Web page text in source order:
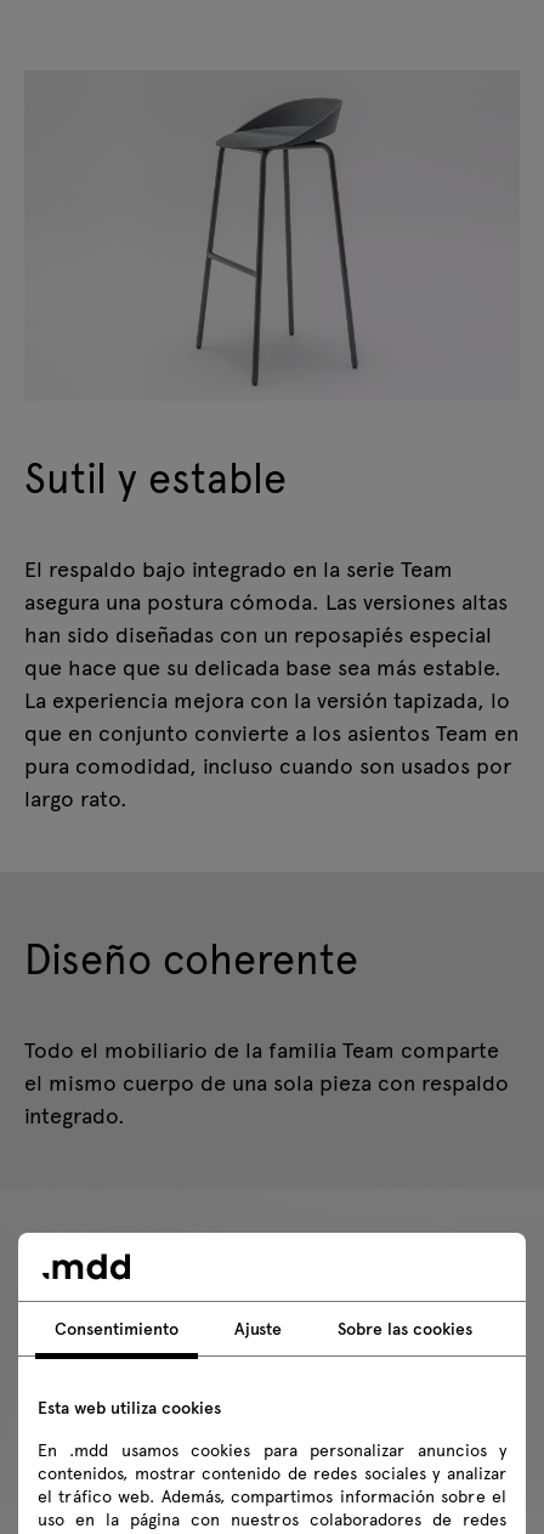
Sutil y estable
El respaldo bajo integrado en la serie Team
asegura una postura cómoda. Las versiones altas
han sido diseñadas con un reposapiés especial
que hace que su delicada base sea más estable.
La experiencia mejora con la versión tapizada, lo
que en conjunto convierte a los asientos Team en
pura comodidad, incluso cuando son usados por
largo rato.
Diseño coherente
Todo el mobiliario de la familia Team comparte
el mismo cuerpo de una sola pieza con respaldo
integrado.
Consentimiento Ajuste Sobre las cookies
Esta web utiliza cookies
En .mdd usamos cookies para personalizar anuncios y
contenidos, mostrar contenido de redes sociales y analizar
el tráfico web. Además, compartimos información sobre el
uso en la página con nuestros colaboradores de redes